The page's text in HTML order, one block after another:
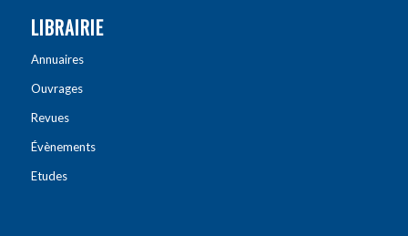
LIBRAIRIE
Annuaires
Ouvrages
Revues
Évènements
Etudes